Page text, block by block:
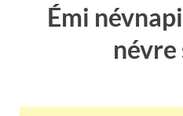
Émi
névre